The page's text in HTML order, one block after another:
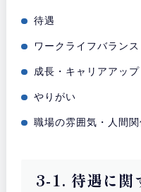
待遇
ワークライフバランス
成長・キャリアアップ
やりがい
職場の雰囲気・人間関
3-1. 待遇に関